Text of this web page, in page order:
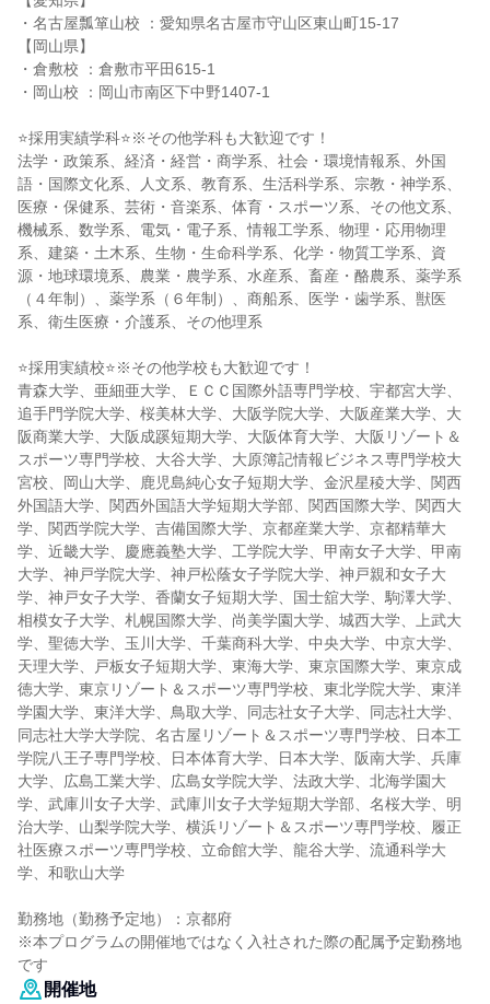
・名古屋瓢箪山校 ：愛知県名古屋市守山区東山町15-17
【岡山県】
・倉敷校 ：倉敷市平田615-1
・岡山校 ：岡山市南区下中野1407-1
⭐採用実績学科⭐※その他学科も大歓迎です！
法学・政策系、経済・経営・商学系、社会・環境情報系、外国
語・国際文化系、人文系、教育系、生活科学系、宗教・神学系、
医療・保健系、芸術・音楽系、体育・スポーツ系、その他文系、
機械系、数学系、電気・電子系、情報工学系、物理・応用物理
系、建築・土木系、生物・生命科学系、化学・物質工学系、資
源・地球環境系、農業・農学系、水産系、畜産・酪農系、薬学系
（４年制）、薬学系（６年制）、商船系、医学・歯学系、獣医
系、衛生医療・介護系、その他理系
⭐採用実績校⭐※その他学校も大歓迎です！
青森大学、亜細亜大学、ＥＣＣ国際外語専門学校、宇都宮大学、
追手門学院大学、桜美林大学、大阪学院大学、大阪産業大学、大
阪商業大学、大阪成蹊短期大学、大阪体育大学、大阪リゾート＆
スポーツ専門学校、大谷大学、大原簿記情報ビジネス専門学校大
宮校、岡山大学、鹿児島純心女子短期大学、金沢星稜大学、関西
外国語大学、関西外国語大学短期大学部、関西国際大学、関西大
学、関西学院大学、吉備国際大学、京都産業大学、京都精華大
学、近畿大学、慶應義塾大学、工学院大学、甲南女子大学、甲南
大学、神戸学院大学、神戸松蔭女子学院大学、神戸親和女子大
学、神戸女子大学、香蘭女子短期大学、国士舘大学、駒澤大学、
相模女子大学、札幌国際大学、尚美学園大学、城西大学、上武大
学、聖徳大学、玉川大学、千葉商科大学、中央大学、中京大学、
天理大学、戸板女子短期大学、東海大学、東京国際大学、東京成
徳大学、東京リゾート＆スポーツ専門学校、東北学院大学、東洋
学園大学、東洋大学、鳥取大学、同志社女子大学、同志社大学、
同志社大学大学院、名古屋リゾート＆スポーツ専門学校、日本工
学院八王子専門学校、日本体育大学、日本大学、阪南大学、兵庫
大学、広島工業大学、広島女学院大学、法政大学、北海学園大
学、武庫川女子大学、武庫川女子大学短期大学部、名桜大学、明
治大学、山梨学院大学、横浜リゾート＆スポーツ専門学校、履正
社医療スポーツ専門学校、立命館大学、龍谷大学、流通科学大
学、和歌山大学
勤務地（勤務予定地）：京都府
※本プログラムの開催地ではなく入社された際の配属予定勤務地
です
開催地